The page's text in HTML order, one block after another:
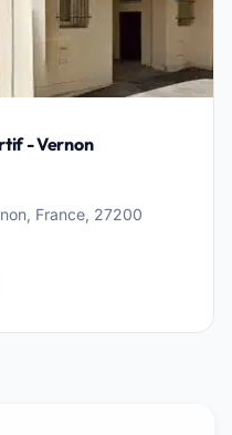
- Vernon
France, 27200